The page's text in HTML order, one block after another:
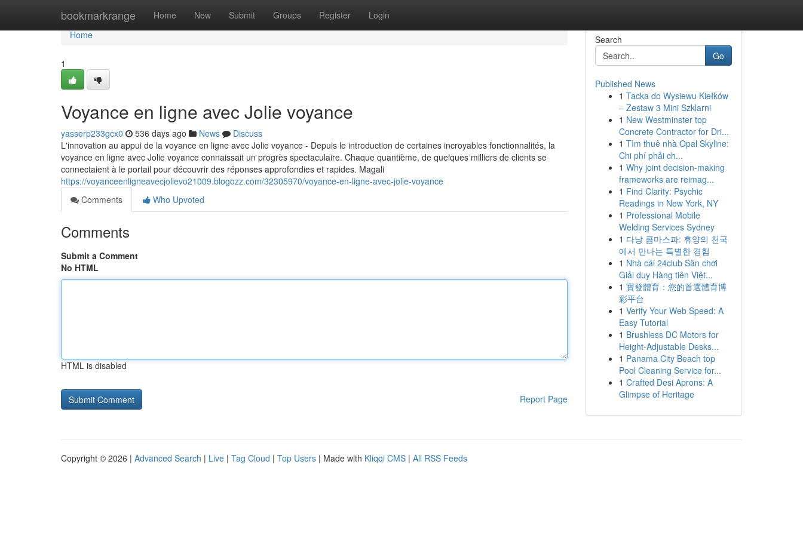
bookmarkrange Home New Submit Groups Register Login
Home
Home
1
Voyance en ligne avec Jolie voyance
yasserp233gcx0 536 days ago News
Discuss
L'innovation au appui de la voyance en ligne avec Jolie voyance - Depuis le introduction de certaines incroyables fonctionnalités, la
voyance en ligne avec Jolie voyance connaissait un progrès spectaculaire. Chaque quantième, de quelques milliers de clients se
connectaient à le portail pour découvrir des réponses approfondies et rapides. Magali
https://voyanceenligneavecjolievo21009.blogozz.com/32305970/voyance-en-ligne-avec-jolie-voyance
Comments
Who Upvoted
Comments
Submit a Comment
No HTML
HTML is disabled
Report Page
Search
Go
Published News
1 Tacka do Wysiewu Kiełków
– Zestaw 3 Mini Szklarni
1 New Westminster top
Concrete Contractor for Dri...
1 Tìm thuê nhà Opal Skyline:
Chi phí phải ch...
1 Why joint decision-making
frameworks are reimag...
1 Find Clarity: Psychic
Readings in New York, NY
1 Professional Mobile
Welding Services Sydney
1 다낭 콤마스파: 휴양의 천국
에서 만나는 특별한 경험
1 Nhà cái 24club Sân chơi
Giải duy Hàng tiên Việt...
1 寶發體育：您的首選體育博
彩平台
1 Verify Your Web Speed: A
Easy Tutorial
1 Brushless DC Motors for
Height-Adjustable Desks...
1 Panama City Beach top
Pool Cleaning Service for...
1 Crafted Desi Aprons: A
Glimpse of Heritage
Copyright © 2026 | Advanced Search | Live | Tag Cloud | Top Users | Made with Kliqqi CMS | All RSS Feeds